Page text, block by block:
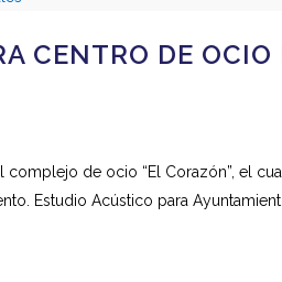
CENTRO DE
de ocio “El Corazón”, el
Estudio Acústico para